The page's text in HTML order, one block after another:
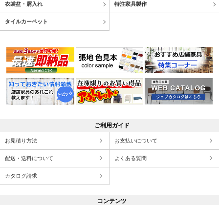
衣裳盆・屑入れ 特注家具製作
タイルカーペット
ご利用ガイド
お見積り方法 お支払いについて
配送・送料について よくある質問
カタログ請求
コンテンツ